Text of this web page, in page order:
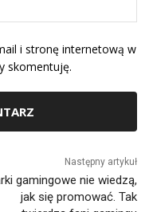
i stronę internetową w
skomentuję.
Następny artykuł
gamingowe nie wiedzą,
jak się promować. Tak